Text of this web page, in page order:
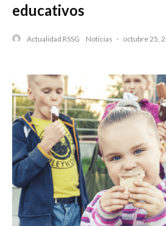
educativos
Actualidad RSSG Noticias · octubre 25,